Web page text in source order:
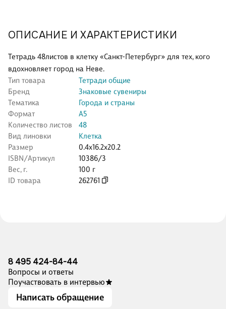
ОПИСАНИЕ И ХАРАКТЕРИСТИКИ
Тетрадь 48листов в клетку «Санкт-Петербург» для тех, кого
вдохновляет город на Неве.
Тип товара
Тетради общие
Бренд
Знаковые сувениры
Тематика
Города и страны
Формат
А5
Количество листов
48
Вид линовки
Клетка
Размер
0.4x16.2x20.2
ISBN/Артикул
10386/3
Вес, г.
100 г
ID товара
262761
8 495 424-84-44
Вопросы и ответы
Поучаствовать в интервью
Написать обращение